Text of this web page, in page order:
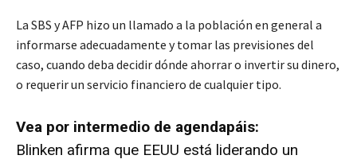
La SBS y AFP hizo un llamado a la población en general a
informarse adecuadamente y tomar las previsiones del
caso, cuando deba decidir dónde ahorrar o invertir su dinero,
o requerir un servicio financiero de cualquier tipo.
Vea por intermedio de agendapáis:
Blinken afirma que EEUU está liderando un